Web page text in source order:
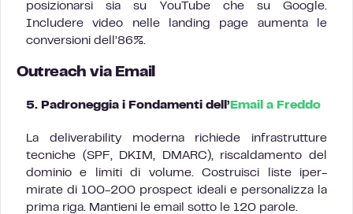
posizionarsi sia su YouTube che su Google.
Includere video nelle landing page aumenta le
conversioni dell’86%.
Outreach via Email
5. Padroneggia i Fondamenti dell’ Email a Freddo
La deliverability moderna richiede infrastrutture
tecniche (SPF, DKIM, DMARC), riscaldamento del
dominio e limiti di volume. Costruisci liste iper-
mirate di 100-200 prospect ideali e personalizza la
prima riga. Mantieni le email sotto le 120 parole.